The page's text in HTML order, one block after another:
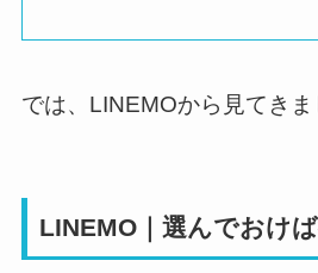
では、LINEMOから見てきま
LINEMO｜選んでおけ